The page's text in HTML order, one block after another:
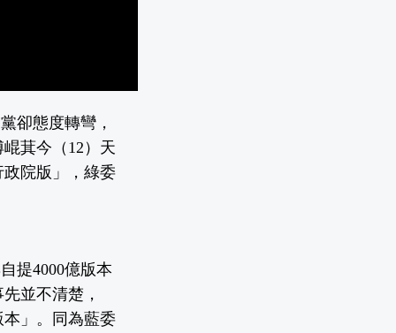
卻態度轉彎，
萁今（12）天
院版」，綠委
提4000億版本
並不清楚，
」。同為藍委